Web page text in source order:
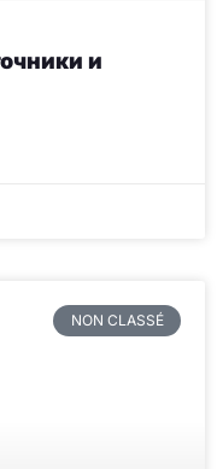
и
NON CLASSÉ